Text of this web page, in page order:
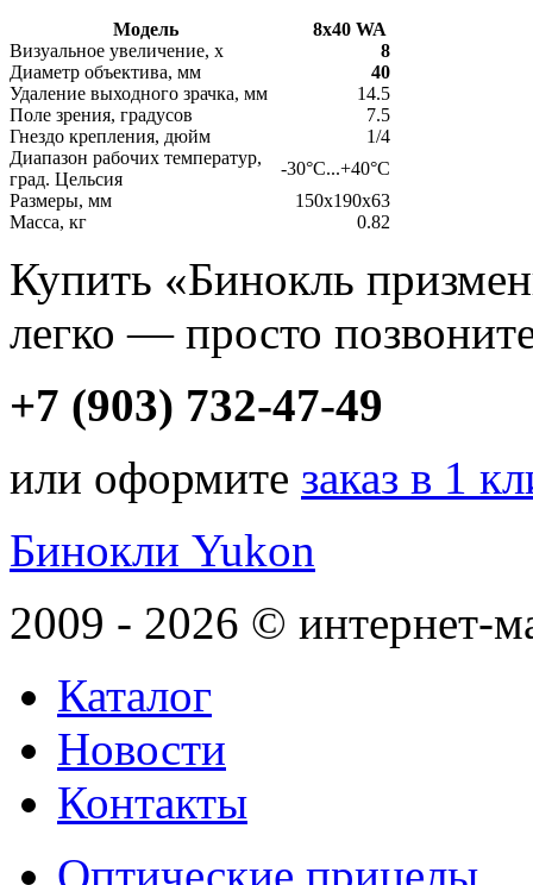
Модель
8x40 WA
Визуальное увеличение, х
8
Диаметр объектива, мм
40
Удаление выходного зрачка, мм
14.5
Поле зрения, градусов
7.5
Гнездо крепления, дюйм
1/4
Диапазон рабочих температур,
град. Цельсия
-30°C...+40°C
Размеры, мм
150x190x63
Масса, кг
0.82
Купить «Бинокль
легко — просто
+7 (903) 732-47-49
или оформите заказ в 1
Бинокли Yukon
2009 - 2026 © интернет-
Каталог
Новости
Контакты
Оптические прицелы